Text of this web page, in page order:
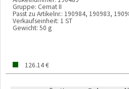
Gruppe: Cemat II
Passt zu Artikelnr.: 190984, 190983,
Verkaufseinheit: 1 ST
Gewicht: 50 g
126.14 €